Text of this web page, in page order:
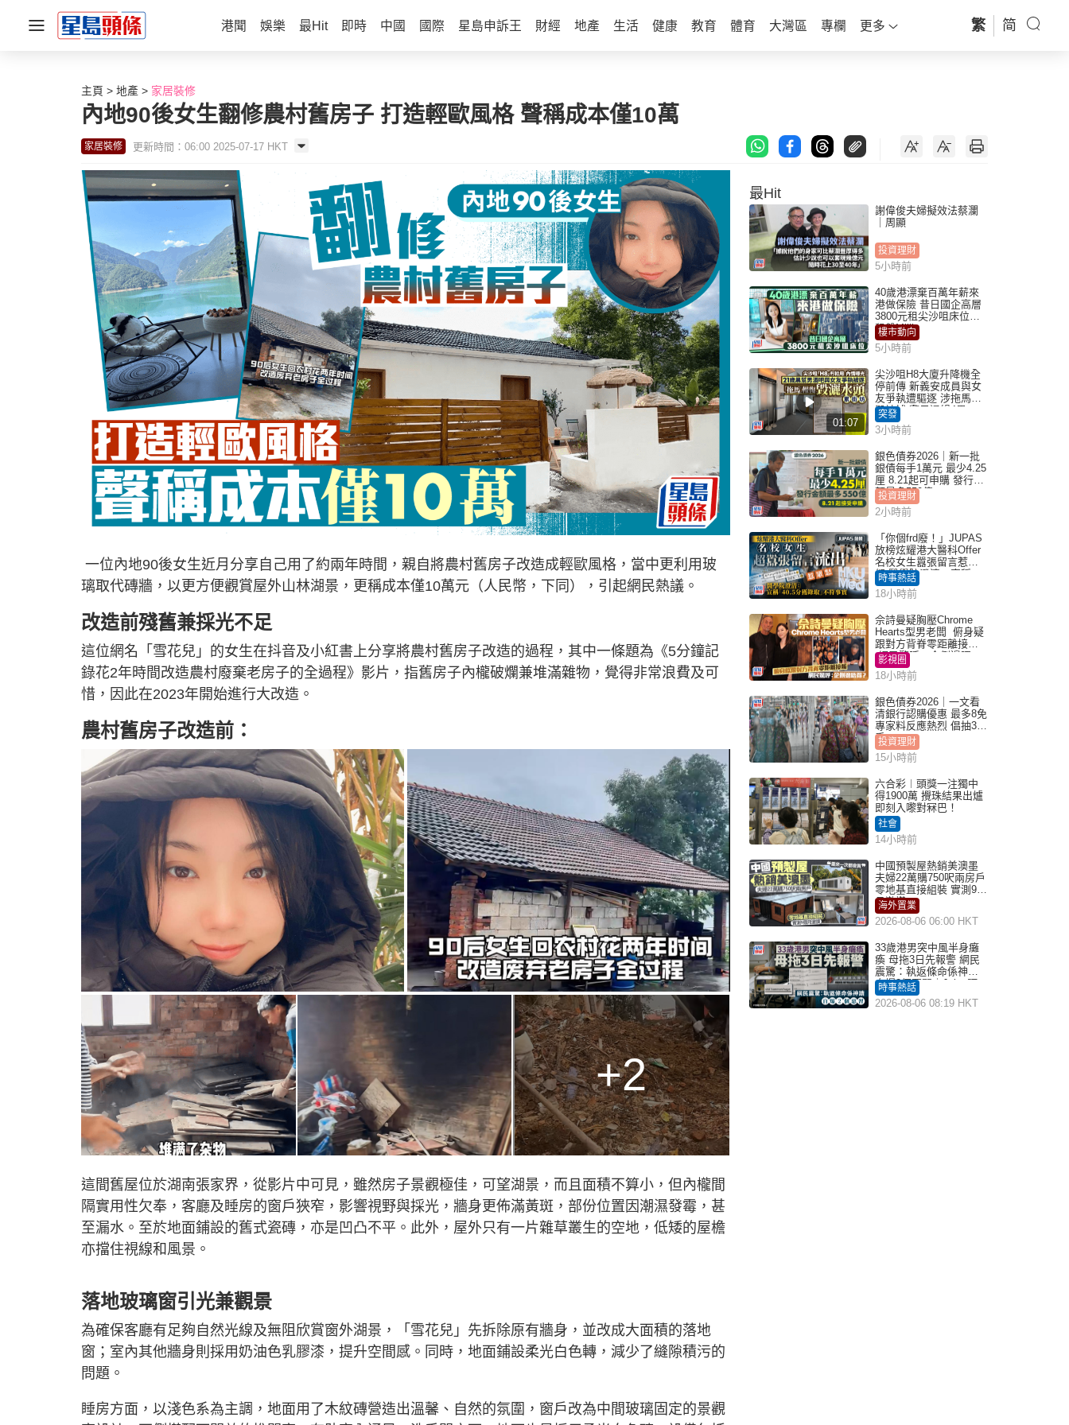
港聞 娛樂 最Hit 即時 中國 國際 星島申訴王 財經 地產 生活 健康 教育 體育 大灣區 專欄 更多 繁 简
主頁 地產 家居裝修
內地90後女生翻修農村舊房子 打造輕歐風格 聲稱成本僅10萬
家居裝修 更新時間：06:00 2025-07-17 HKT
一位內地90後女生近月分享自己用了約兩年時間，親自將農村舊房子改造成輕歐風格，當中更利用玻
璃取代磚牆，以更方便觀賞屋外山林湖景，更稱成本僅10萬元（人民幣，下同），引起網民熱議。
改造前殘舊兼採光不足
這位網名「雪花兒」的女生在抖音及小紅書上分享將農村舊房子改造的過程，其中一條題為《5分鐘記
錄花2年時間改造農村廢棄老房子的全過程》影片，指舊房子內櫳破爛兼堆滿雜物，覺得非常浪費及可
惜，因此在2023年開始進行大改造。
農村舊房子改造前：
+2
這間舊屋位於湖南張家界，從影片中可見，雖然房子景觀極佳，可望湖景，而且面積不算小，但內櫳間
隔實用性欠奉，客廳及睡房的窗戶狹窄，影響視野與採光，牆身更佈滿黃斑，部份位置因潮濕發霉，甚
至漏水。至於地面鋪設的舊式瓷磚，亦是凹凸不平。此外，屋外只有一片雜草叢生的空地，低矮的屋檐
亦擋住視線和風景。
落地玻璃窗引光兼觀景
為確保客廳有足夠自然光線及無阻欣賞窗外湖景，「雪花兒」先拆除原有牆身，並改成大面積的落地
窗；室內其他牆身則採用奶油色乳膠漆，提升空間感。同時，地面鋪設柔光白色轉，減少了縫隙積污的
問題。​
睡房方面，以淺色系為主調，地面用了木紋磚營造出溫馨、自然的氛圍，窗戶改為中間玻璃固定的景觀
最Hit
謝偉俊夫婦擬效法蔡瀾
｜周顯
投資理財
5小時前
40歲港漂棄百萬年薪來
港做保險 昔日國企高層
3800元租尖沙咀床位｜
租盤Million
樓市動向
5小時前
01:07
尖沙咀H8大廈升降機全
停前傳 新義安成員與女
友爭執遭驅逐 涉拖馬刑
毀被捕 警另通緝4男
突發
3小時前
銀色債券2026｜新一批
銀債每手1萬元 最少4.25
厘 8.21起可申購 發行金
額最多550億
投資理財
2小時前
「你個frd廢！」JUPAS
放榜炫耀港大醫科Offer
名校女生囂張留言惹眾
怒 醫學院澄清：宣稱
「40.5分獲錄取」不符事
實｜Juicy叮
時事熱話
18小時前
佘詩曼疑胸壓Chrome
Hearts型男老闆 俯身疑
跟對方背脊零距離接觸
網民驚呼：企側邊唔
得？
影視圈
18小時前
銀色債券2026｜一文看
清銀行認購優惠 最多8免
專家料反應熱烈 倡抽30
手
投資理財
15小時前
六合彩︱頭獎一注獨中
得1900萬 攪珠結果出爐
即刻入嚟對冧巴！
社會
14小時前
中國預製屋熱銷美澳墨
夫婦22萬購750呎兩房戶
零地基直接組裝 實測9個
月激讚
海外置業
2026-08-06 06:00 HKT
33歲港男突中風半身癱
瘓 母拖3日先報警 網民
震驚：執返條命係神蹟
自爆2個惡習｜Juicy叮
時事熱話
2026-08-06 08:19 HKT